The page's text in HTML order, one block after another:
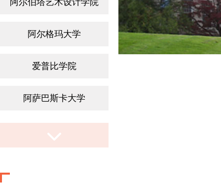
阿尔伯塔艺术设计学院
阿尔格玛大学
爱普比学院
阿萨巴斯卡大学
布鲁克大学